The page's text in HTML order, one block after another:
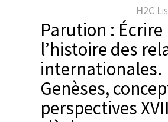
H2C
Parution : Écrire
l’histoire des
internationales.
Genèses,
perspectives